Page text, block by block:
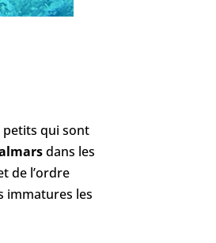
petits qui sont
dans les
de l’ordre
immatures les